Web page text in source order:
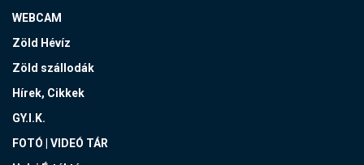
WEBCAM
Zöld Hévíz
Zöld szállodák
Hírek, Cikkek
GY.I.K.
FOTÓ | VIDEÓ TÁR